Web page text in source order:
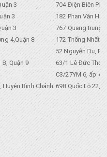
3
704 Điện Biên
3
182 Phan Văn
3
767 Quang trung,
4,Quận 8
172 Thống Nhất.
52 Nguyễn Du,
Quận 9
63/1 Lê Đức Thọ,
C3/27YM 6, ấp 4,
Bình Chánh 698 Quốc Lộ 22,